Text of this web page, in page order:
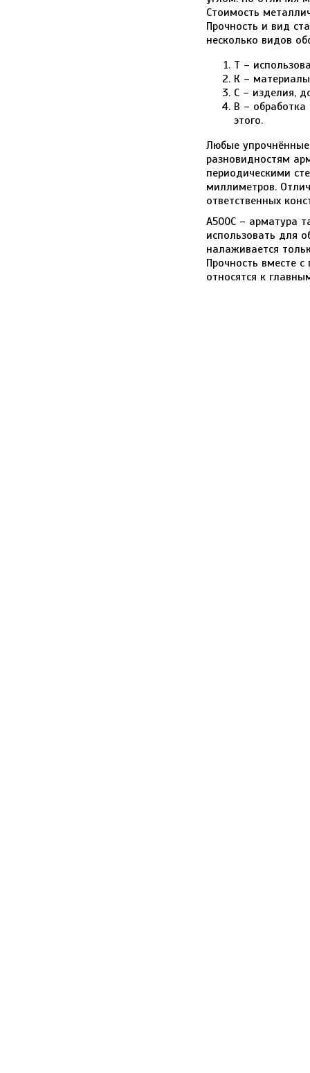
Стоимость
Прочность и вид
несколько видов
Т –
К –
С – изделия,
В –
этого.
Любые
разновидностям
периодическими
миллиметров.
ответственных
А500С – арматура
использовать для
налаживается
Прочность вместе
относятся к